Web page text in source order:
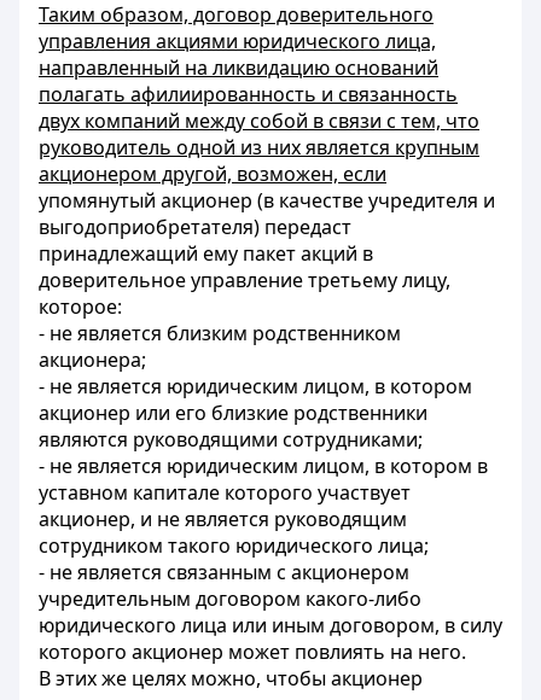
Таким образом, договор доверительного
управления акциями юридического лица,
направленный на ликвидацию оснований
полагать афилиированность и связанность
двух компаний между собой в связи с тем, что
руководитель одной из них является крупным
акционером другой, возможен, если
упомянутый акционер (в качестве учредителя и
выгодоприобретателя) передаст
принадлежащий ему пакет акций в
доверительное управление третьему лицу,
которое:
- не является близким родственником
акционера;
- не является юридическим лицом, в котором
акционер или его близкие родственники
являются руководящими сотрудниками;
- не является юридическим лицом, в котором в
уставном капитале которого участвует
акционер, и не является руководящим
сотрудником такого юридического лица;
- не является связанным с акционером
учредительным договором какого-либо
юридического лица или иным договором, в силу
которого акционер может повлиять на него.
В этих же целях можно, чтобы акционер